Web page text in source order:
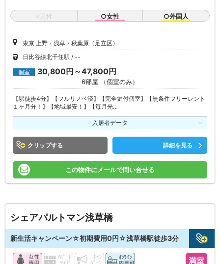
×男性 ○女性 ○外国人
東京 上野・浅草・秋葉原（足立区）
日比谷線北千住駅
--
個室 30,800円～47,800円
6部屋 （個室のみ）
【駅徒歩4分】【フルリノベ済】【完全鍵付個室】【無条件フリーレント
１ヶ月分！】【地域最安！】【毎月光…
入居者データ
クリップ 詳細を見る
この物件にメールで問い合せる
シェアパルトマン浅草橋
新生活キャンペーン☆初期費用0円☆浅草橋駅徒歩3分
満室